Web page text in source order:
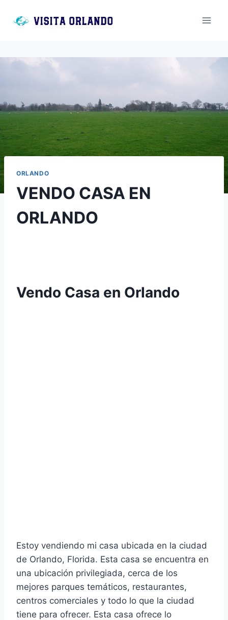
ORLANDO
VENDO CASA EN
ORLANDO
Vendo Casa en Orlando
Estoy vendiendo mi casa ubicada en la ciudad
de Orlando, Florida. Esta casa se encuentra en
una ubicación privilegiada, cerca de los
mejores parques temáticos, restaurantes,
centros comerciales y todo lo que la ciudad
tiene para ofrecer. Esta casa ofrece lo